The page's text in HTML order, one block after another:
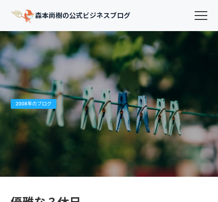
森本尚樹の公式ビジネスブログ
2008年のブログ